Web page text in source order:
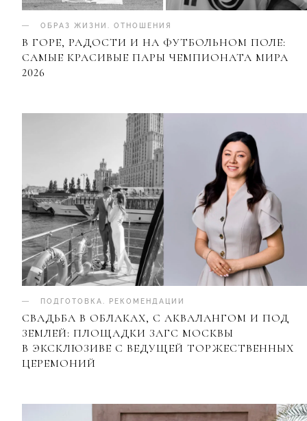
ОБРАЗ ЖИЗНИ ОТНОШЕНИЯ
В ГОРЕ, РАДОСТИ И НА ФУТБОЛЬНОМ ПОЛЕ:
САМЫЕ КРАСИВЫЕ ПАРЫ ЧЕМПИОНАТА МИРА
2026
ПОДГОТОВКА. РЕКОМЕНДАЦИИ
СВАДЬБА В ОБЛАКАХ, С АКВАЛАНГОМ И ПОД
ЗЕМЛЕЙ: ПЛОЩАДКИ ЗАГС МОСКВЫ
В ЭКСКЛЮЗИВЕ С ВЕДУЩЕЙ ТОРЖЕСТВЕННЫХ
ЦЕРЕМОНИЙ